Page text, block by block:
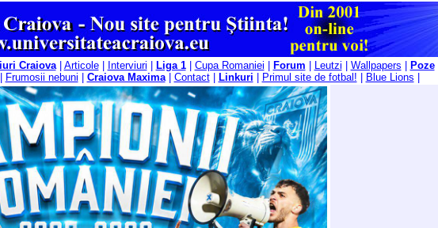
Craiova| Articole| Interviuri Liga 1| Cupa Romaniei Forum Leutzi Wallpapers Poze|
Frumosii nebuni Craiova Maxima| Contact| Linkuri Primul site de fotbal! Blue Lions